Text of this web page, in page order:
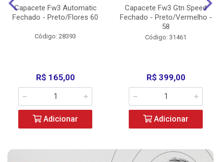
Capacete Fw3 Automatic
Fechado - Preto/Flores 60
Código: 28393
R$ 165,00
Adicionar
Capacete Fw3 Gtn Speed
Fechado - Preto/Vermelho -
58
Código: 31461
R$ 399,00
Adicionar